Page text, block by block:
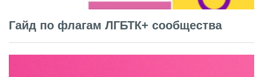
Гайд по флагам ЛГБТК+ сообщества